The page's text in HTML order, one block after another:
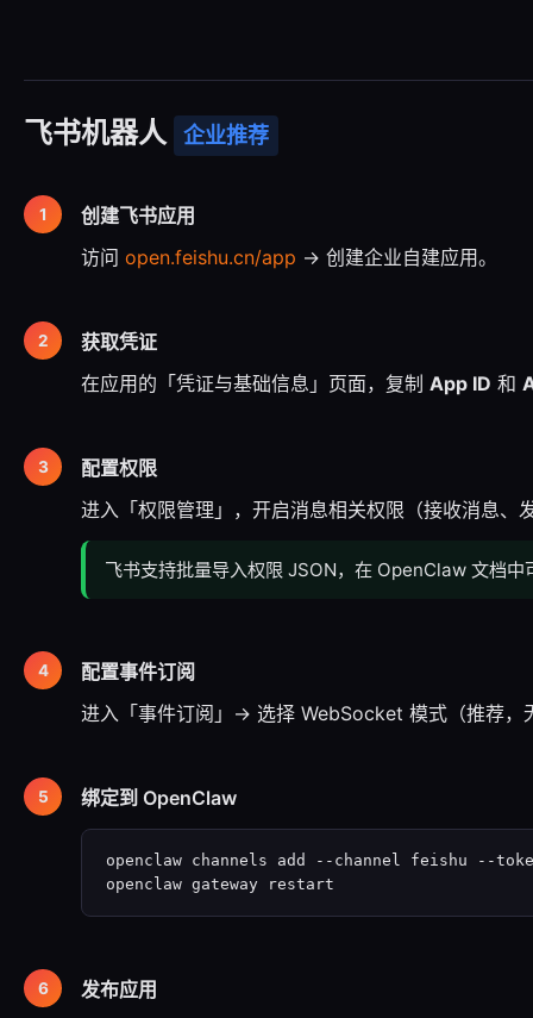
飞书机器人 企业推荐
创建飞书应用
访问 open.feishu.cn/app → 创建企业自建应用。
获取凭证
在应用的「凭证与基础信息」页面，复制 App ID 和
配置权限
进入「权限管理」，开启消息相关权限（接收消息、
飞书支持批量导入权限 JSON，在 OpenClaw 文档中
配置事件订阅
进入「事件订阅」→ 选择 WebSocket 模式（推荐，
绑定到 OpenClaw
openclaw channels add --channel feishu --
openclaw gateway restart
发布应用